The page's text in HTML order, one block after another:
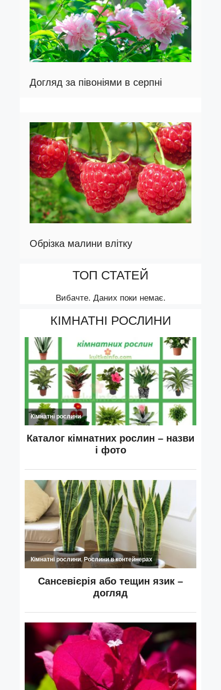
Догляд за півоніями в серпні
Обрізка малини влітку
ТОП СТАТЕЙ
Вибачте. Даних поки немає.
КІМНАТНІ РОСЛИНИ